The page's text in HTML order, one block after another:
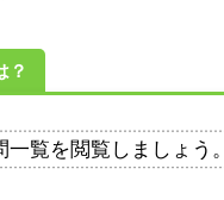
？
一覧を閲覧しましょう。